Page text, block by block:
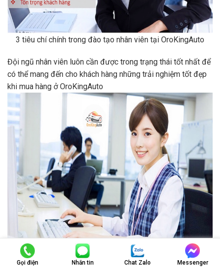
3 tiêu chí chính trong đào tạo nhân viên tại OroKingAuto
Đội ngũ nhân viên luôn cần được trong trạng thái tốt nhất để
có thể mang đến cho khách hàng những trải nghiệm tốt đẹp
khi mua hàng ở OroKingAuto
Đội nhân viên tư vấn tại OroKingAuto được đào tạo chuyên
Gọi điện Nhắn tin Chat Zalo Messenger